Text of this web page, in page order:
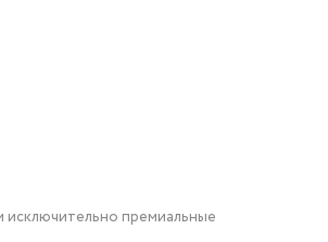
исключительно премиальные